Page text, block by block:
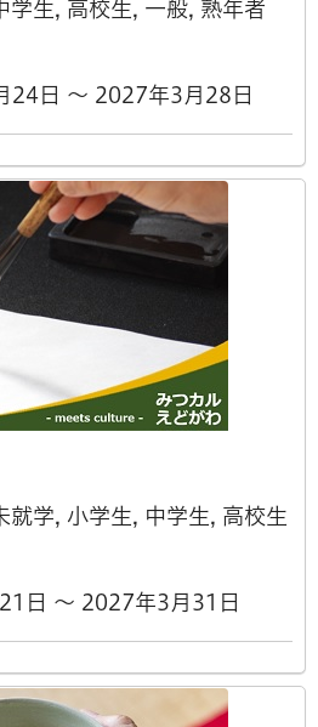
学生, 高校生, 一般, 熟年者
24日 ～ 2027年3月28日
就学, 小学生, 中学生, 高校生
日 ～ 2027年3月31日